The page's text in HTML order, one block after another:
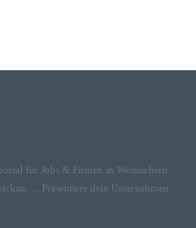
für Jobs & Firmen in Westsachsen.
... Präsentiere dein Unternehmen